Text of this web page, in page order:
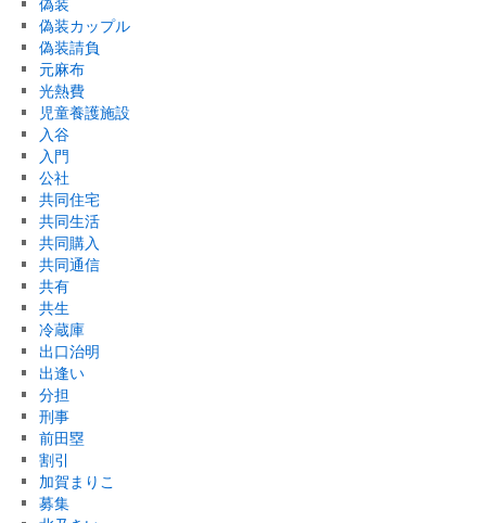
偽装カップル
偽装請負
元麻布
光熱費
児童養護施設
入谷
入門
公社
共同住宅
共同生活
共同購入
共同通信
共有
共生
冷蔵庫
出口治明
出逢い
分担
刑事
前田塁
割引
加賀まりこ
募集